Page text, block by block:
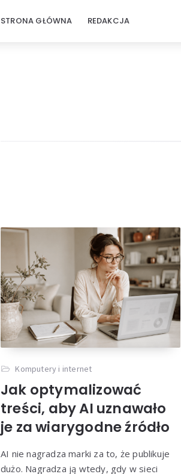
STRONA GŁÓWNA REDAKCJA
Komputery i internet
Jak optymalizować
treści, aby AI uznawało
je za wiarygodne źródło
AI nie nagradza marki za to, że publikuje
dużo. Nagradza ją wtedy, gdy w sieci